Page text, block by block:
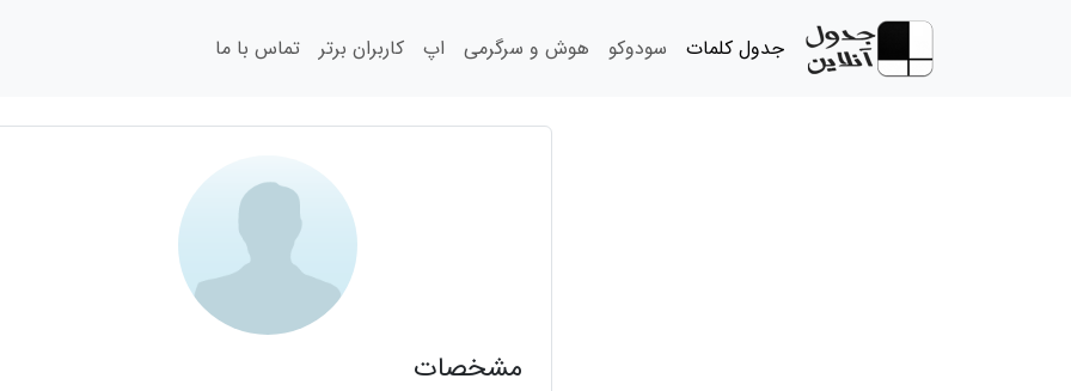
جدول کلمات سودوکو هوش و سرگرمی اپ کاربران برتر تماس با ما
مشخصات